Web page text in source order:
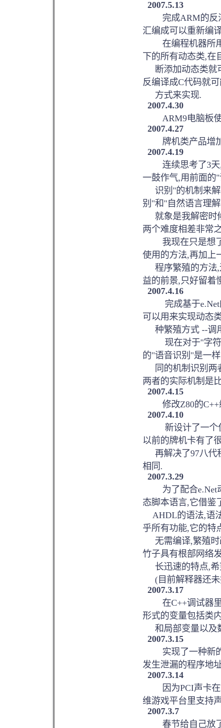
2007.5.13
完成ARM的反汇
汇编成可以重新编
在编程机器所用
下的所有动态类,在
断添加动态类就
反编译成C代码就
方式来实现.
2007.4.30
ARM9电脑板使
2007.4.27
牌机类产品增加
2007.4.19
连续思考了3天,"
一鼓作气,用前面的
识别"的机制来解
别"和"自然语言理
就象是我解密时
两个难度相差非常
我现在只是想了
使用的方法,再加上
程序繁殖的方法,
益的前景,只好留着
2007.4.16
完成基于e.Net的
可以用来实现动态
种繁殖方式 --调
现在对于"字符
的"语音识别"是一
同的机制识别两
两者的实际机制是
2007.4.15
修改Z80的C++
2007.4.10
新设计了一个使
以前的牌机卡有了
再解决了97八代
相同.
2007.3.29
为了配合e.Net动
态脚本语言,它借鉴
AHDL的语法,语
乎所有功能,它的特
无需编译,繁殖时
竹子具有根部网络
长迅速的特点,希
(目前解释器还未
2007.3.17
在C++调试器里
形式的变量包括类
和局部变量以及
2007.3.15
实现了一种新的
发生泄漏的程序地
2007.3.14
因为PCI声卡在
维游戏平台里支持
2007.3.7
春节给自己放了